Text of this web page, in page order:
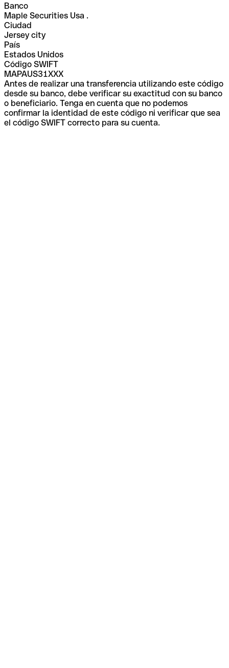
Banco
Maple Securities Usa .
Ciudad
Jersey city
País
Estados Unidos
Código SWIFT
MAPAUS31XXX
Antes de realizar una transferencia utilizando este código
desde su banco, debe verificar su exactitud con su banco
o beneficiario. Tenga en cuenta que no podemos
confirmar la identidad de este código ni verificar que sea
el código SWIFT correcto para su cuenta.